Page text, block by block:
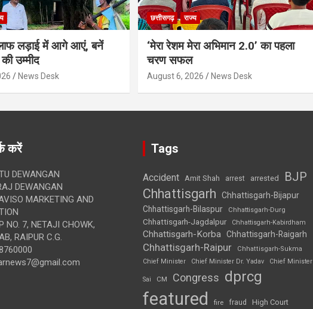
लड़ाई में आगे आएं, बनें
उम्मीद
News Desk
छत्तीसगढ़ राज्य
‘मेरा रेशम मेरा अभिमान 2.0’ का पहला
चरण सफल
August 6, 2026 News Desk
करें
DEWANGAN
DEWANGAN
MARKETING AND
NO. 7, NETAJI CHOWK,
RAIPUR C.G.
Tags
Accident Amit Shah arrest arrested BJP
Chhattisgarh
Chhattisgarh-Bijapur
Chhattisgarh-Bilaspur
Chhattisgarh-Durg
Chhattisgarh-Jagdalpur Chhattisgarh-Kabirdham
Chhattisgarh-Korba Chhattisgarh-Raigarh
Chhattisgarh-Raipur
Chhattisgarh-Sukma
Chief Minister
Chief Minister Dr. Yadav Chief Minister
Sai CM Congress dprcg
featured fire fraud High Court